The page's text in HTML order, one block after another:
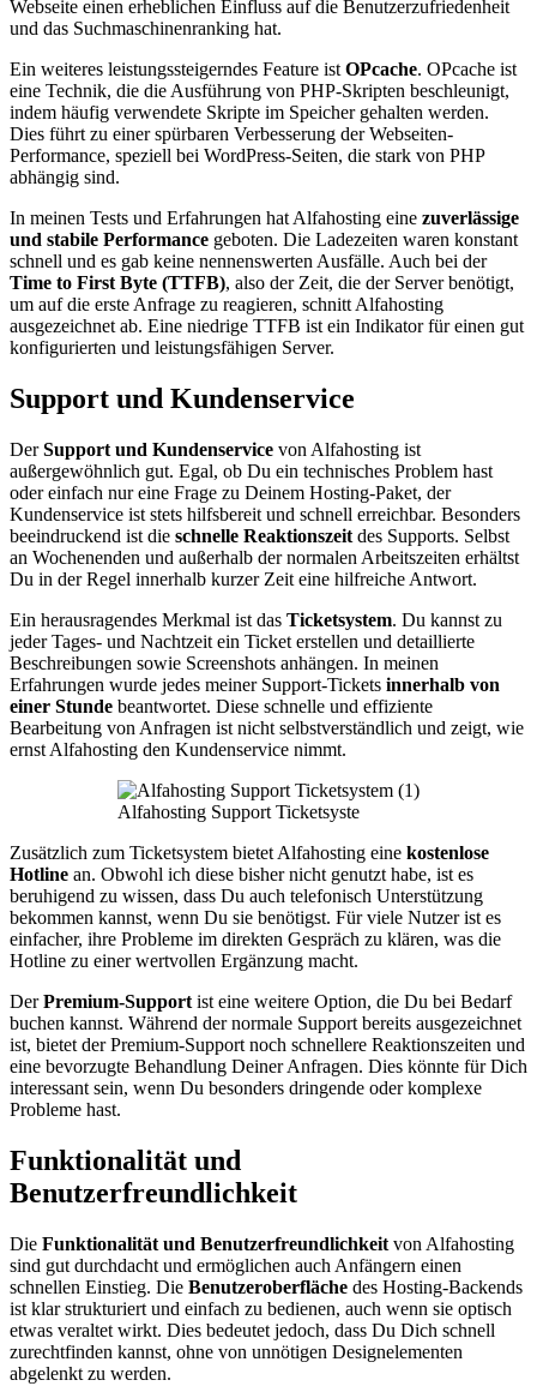
Webseite einen erheblichen Einfluss auf die Benutzerzufriedenheit
und das Suchmaschinenranking hat.
Ein weiteres leistungssteigerndes Feature istOPcache. OPcache ist
eine Technik, die die Ausführung von PHP-Skripten beschleunigt,
indem häufig verwendete Skripte im Speicher gehalten werden.
Dies führt zu einer spürbaren Verbesserung der Webseiten-
Performance, speziell bei WordPress-Seiten, die stark von PHP
abhängig sind.
In meinen Tests und Erfahrungen hat Alfahosting eine zuverlässige
und stabile Performance geboten. Die Ladezeiten waren konstant
schnell und es gab keine nennenswerten Ausfälle. Auch bei der
Time to First Byte (TTFB), also der Zeit, die der Server benötigt,
um auf die erste Anfrage zu reagieren, schnitt Alfahosting
ausgezeichnet ab. Eine niedrige TTFB ist ein Indikator für einen gut
konfigurierten und leistungsfähigen Server.
Support und Kundenservice
DerSupport und Kundenservice von Alfahosting ist
außergewöhnlich gut. Egal, ob Du ein technisches Problem hast
oder einfach nur eine Frage zu Deinem Hosting-Paket, der
Kundenservice ist stets hilfsbereit und schnell erreichbar. Besonders
beeindruckend ist die schnelle Reaktionszeit des Supports. Selbst
an Wochenenden und außerhalb der normalen Arbeitszeiten erhältst
Du in der Regel innerhalb kurzer Zeit eine hilfreiche Antwort.
Ein herausragendes Merkmal ist das Ticketsystem. Du kannst zu
jeder Tages- und Nachtzeit ein Ticket erstellen und detaillierte
Beschreibungen sowie Screenshots anhängen. In meinen
Erfahrungen wurde jedes meiner Support-Tickets innerhalb von
einer Stunde beantwortet. Diese schnelle und effiziente
Bearbeitung von Anfragen ist nicht selbstverständlich und zeigt, wie
ernst Alfahosting den Kundenservice nimmt.
Alfahosting Support Ticketsyste
Zusätzlich zum Ticketsystem bietet Alfahosting eine kostenlose
Hotline an. Obwohl ich diese bisher nicht genutzt habe, ist es
beruhigend zu wissen, dass Du auch telefonisch Unterstützung
bekommen kannst, wenn Du sie benötigst. Für viele Nutzer ist es
einfacher, ihre Probleme im direkten Gespräch zu klären, was die
Hotline zu einer wertvollen Ergänzung macht.
DerPremium-Support ist eine weitere Option, die Du bei Bedarf
buchen kannst. Während der normale Support bereits ausgezeichnet
ist, bietet der Premium-Support noch schnellere Reaktionszeiten und
eine bevorzugte Behandlung Deiner Anfragen. Dies könnte für Dich
interessant sein, wenn Du besonders dringende oder komplexe
Probleme hast.
Funktionalität und
Benutzerfreundlichkeit
Die Funktionalität und Benutzerfreundlichkeit von Alfahosting
sind gut durchdacht und ermöglichen auch Anfängern einen
schnellen Einstieg. Die Benutzeroberfläche des Hosting-Backends
ist klar strukturiert und einfach zu bedienen, auch wenn sie optisch
etwas veraltet wirkt. Dies bedeutet jedoch, dass Du Dich schnell
zurechtfinden kannst, ohne von unnötigen Designelementen
abgelenkt zu werden.